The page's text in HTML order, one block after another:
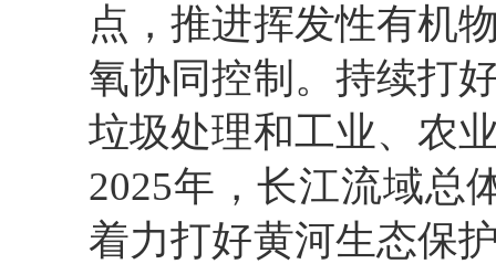
点，推进挥发性有机
氧协同控制。持续打
垃圾处理和工业、农
2025年，长江流域总
着力打好黄河生态保